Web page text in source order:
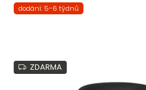
dodání: 5-6 týdnů
ZDARMA